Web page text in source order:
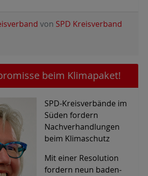
von SPD Kreisverband
beim Klimapaket!
SPD-Kreisverbände im
Süden fordern
Nachverhandlungen
beim Klimaschutz
Mit einer Resolution
fordern neun baden-